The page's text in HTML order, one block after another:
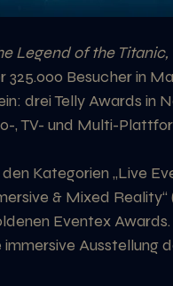
Legend of the
325.000 Besucher in
drei Telly Awards in
, TV- und Multi-
Kategorien „Live
& Mixed
Eventex
Ausstellung